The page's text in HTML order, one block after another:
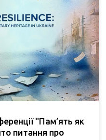
"Пам’ять як
питання про